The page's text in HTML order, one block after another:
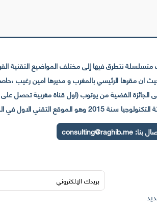
نتطرق فيها إلى مختلف المواضيع التقنية
في المغرب والعالم العربي
بنا:consulting@raghib.me